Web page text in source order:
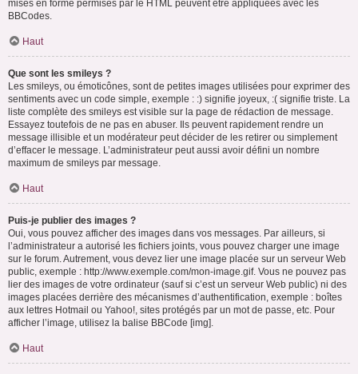
mises en forme permises par le HTML peuvent être appliquées avec les
BBCodes.
Haut
Que sont les smileys ?
Les smileys, ou émoticônes, sont de petites images utilisées pour exprimer des
sentiments avec un code simple, exemple : :) signifie joyeux, :( signifie triste. La
liste complète des smileys est visible sur la page de rédaction de message.
Essayez toutefois de ne pas en abuser. Ils peuvent rapidement rendre un
message illisible et un modérateur peut décider de les retirer ou simplement
d’effacer le message. L’administrateur peut aussi avoir défini un nombre
maximum de smileys par message.
Haut
Puis-je publier des images ?
Oui, vous pouvez afficher des images dans vos messages. Par ailleurs, si
l’administrateur a autorisé les fichiers joints, vous pouvez charger une image
sur le forum. Autrement, vous devez lier une image placée sur un serveur Web
public, exemple : http://www.exemple.com/mon-image.gif. Vous ne pouvez pas
lier des images de votre ordinateur (sauf si c’est un serveur Web public) ni des
images placées derrière des mécanismes d’authentification, exemple : boîtes
aux lettres Hotmail ou Yahoo!, sites protégés par un mot de passe, etc. Pour
afficher l’image, utilisez la balise BBCode [img].
Haut